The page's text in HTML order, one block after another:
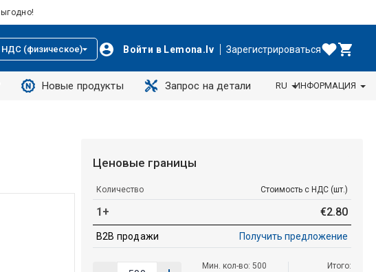
НДС (физическое) Войти в Lemona.lv Зарегистрироваться
Новые продукты Запрос на детали RU ИНФОРМАЦИЯ
Ценовые границы
Количество Стоимость с НДС (шт.)
1+ €2.80
B2B продажи Получить предложение
Мин. кол-во: 500
Итого: